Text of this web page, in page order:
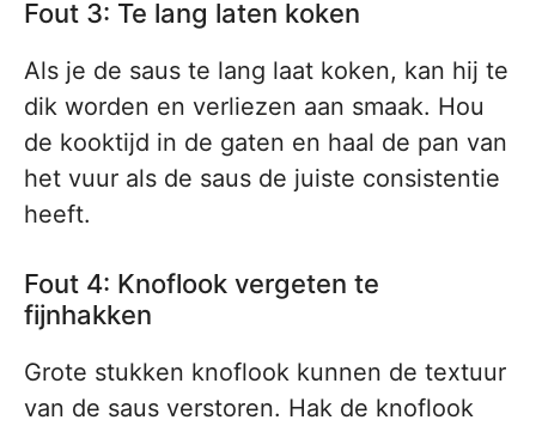
Fout 3: Te lang laten koken
Als je de saus te lang laat koken, kan hij te
dik worden en verliezen aan smaak. Hou
de kooktijd in de gaten en haal de pan van
het vuur als de saus de juiste consistentie
heeft.
Fout 4: Knoflook vergeten te
fijnhakken
Grote stukken knoflook kunnen de textuur
van de saus verstoren. Hak de knoflook